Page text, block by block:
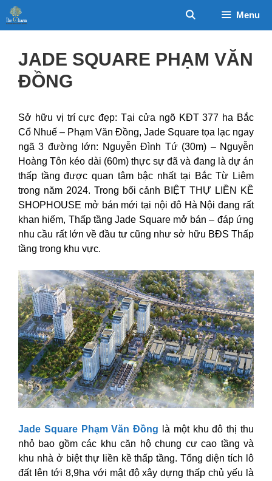
Chuyển
đến
nội
Menu
JADE SQUARE PHẠM VĂN
ĐỒNG
Sở hữu vị trí cực đẹp: Tại cửa ngõ KĐT 377 ha Bắc
Cổ Nhuế – Phạm Văn Đồng, Jade Square tọa lạc ngay
ngã 3 đường lớn: Nguyễn Đình Tứ (30m) – Nguyễn
Hoàng Tôn kéo dài (60m) thực sự đã và đang là dự án
thấp tầng được quan tâm bậc nhất tại Bắc Từ Liêm
trong năm 2024. Trong bối cảnh BIỆT THỰ LIỀN KỀ
SHOPHOUSE mở bán mới tại nội đô Hà Nội đang rất
khan hiếm, Thấp tầng Jade Square mở bán – đáp ứng
nhu cầu rất lớn về đầu tư cũng như sở hữu BĐS Thấp
tầng trong khu vực.
Jade Square Phạm Văn Đồng là một khu đô thị thu
nhỏ bao gồm các khu căn hộ chung cư cao tầng và
khu nhà ở biệt thự liền kề thấp tầng. Tổng diện tích lô
đất lên tới 8,9ha với mật độ xây dựng thấp chủ yếu là